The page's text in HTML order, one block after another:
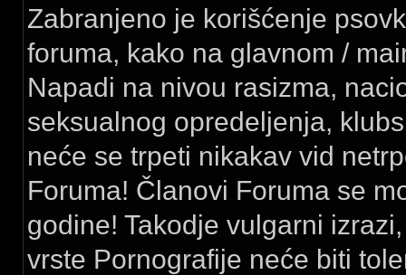
Zabranjeno je korišćenje
foruma, kako na glavnom /
Napadi na nivou rasizma,
seksualnog opredeljenja,
neće se trpeti nikakav vid
Foruma! Članovi Foruma se
godine! Takodje vulgarni
vrste Pornografije neće biti